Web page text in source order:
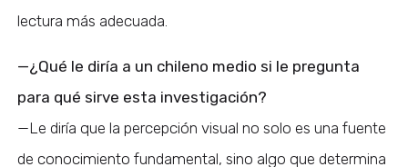
lectura más adecuada.
—¿Qué le diría a un chileno medio si le pregunta
para qué sirve esta investigación?
—Le diría que la percepción visual no solo es una fuente
de conocimiento fundamental, sino algo que determina